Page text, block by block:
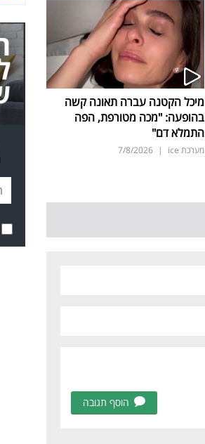
מיכל הקטנה עברה תאונה קשה
בהופעה: "מכה מטורפת, הפה
התמלא דם"
מערכת ice |
7/8/2026
הוסף תגובה